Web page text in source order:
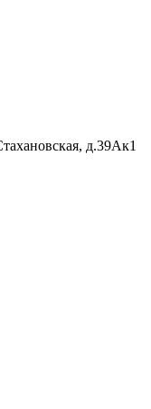
д.39Ак1